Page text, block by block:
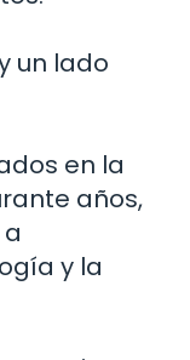
un lado
en la
años,
y la